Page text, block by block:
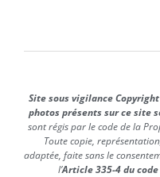
Site sous vigilance
photos présents sur ce site
sont régis par le code de la
Toute copie,
adaptée, faite sans le
l’Article 335-4 du